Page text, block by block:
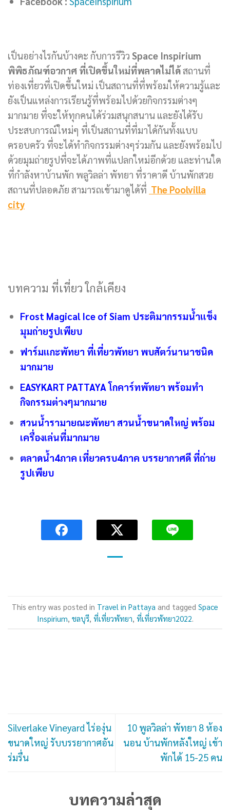
เป็นอย่างไรกันบ้างคะ กับการรีวิว Space Inspirium
พิพิธภัณฑ์อวกาศ ที่เปิดขึ้นใหม่ที่พลาดไม่ได้สถานที่
ท่องเที่ยวที่เปิดขึ้นใหม่ เป็นสถานที่ที่พร้อมให้ความรู้และ
ยังเป็นแหล่งการเรียนรู้ที่พร้อมไปด้วยกิจกรรมต่างๆ
มากมาย ที่จะให้ทุกคนได้ร่วมสนุกสนาน และยังได้รับ
ประสบการณ์ใหม่ๆ ที่เป็นสถานที่ที่มาได้กันทั้งแบบ
ครอบครัว ที่จะได้ทำกิจกรรมต่างๆร่วมกัน และยังพร้อมไป
ด้วยมุมถ่ายรูปที่จะได้ภาพที่แปลกใหม่อีกด้วย และท่านใด
ที่กำลังหาบ้านพัก พลูวิลล่า พัทยา ที่ราคาดี บ้านพักสวย
สถานที่ปลอดภัย สามารถเข้ามาดูได้ที่ The Poolvilla
city
บทความ ที่เที่ยว ใกล้เคียง
Frost Magical Ice of Siam ประติมากรรมน้ำแข็ง
มุมถ่ายรูปเพียบ
ฟาร์มแกะพัทยา ที่เที่ยวพัทยา พบสัตว์นานาชนิด
มากมาย
EASYKART PATTAYA โกคาร์ทพัทยา พร้อมทำ
กิจกรรมต่างๆมากมาย
สวนน้ำรามายณะพัทยา สวนน้ำขนาดใหญ่ พร้อม
เครื่องเล่นที่มากมาย
ตลาดน้ำ4ภาค เที่ยวครบ4ภาค บรรยากาศดี ที่ถ่าย
รูปเพียบ
This entry was posted in Travel in Pattaya and tagged Space
Inspirium ชลบุรี, ที่เที่ยวพัทยา ที่เที่ยวพัทยา2022
Silverlake Vineyard ไร่องุ่น
ขนาดใหญ่ รับบรรยากาศอัน
ร่มรื่น
10 พูลวิลล่า พัทยา 8 ห้อง
นอน บ้านพักหลังใหญ่ เข้า
พักได้ 15-25 คน
บทความล่าสุด